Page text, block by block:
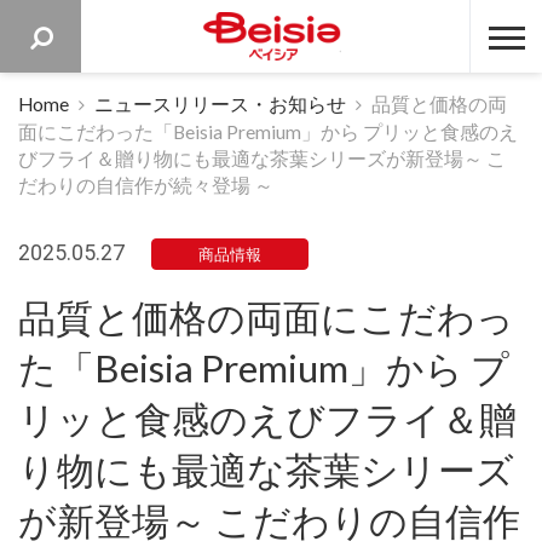
ベイシア
Home ニュースリリース・お知らせ
品質と価格の両
面にこだわった「Beisia Premium」から プリッと食感のえ
びフライ＆贈り物にも最適な茶葉シリーズが新登場～ こ
だわりの自信作が続々登場 ～
2025.05.27 商品情報
品質と価格の両面にこだわっ
た「Beisia Premium」から プ
リッと食感のえびフライ＆贈
り物にも最適な茶葉シリーズ
が新登場～ こだわりの自信作